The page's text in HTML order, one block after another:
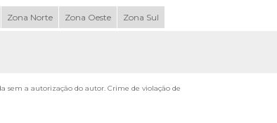
Zona Norte Zona Oeste Zona Sul
sem a autorização do autor. Crime de violação de